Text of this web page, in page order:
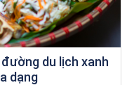
du lịch xanh
dạng